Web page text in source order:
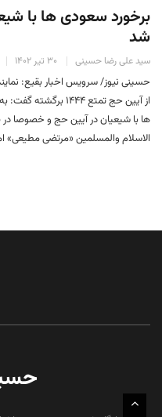
برخورد سعودی ها با
شد
سید علی رضا حسینی ۳۰ تیر ۱۴۰۲
حسینی نیوز/ سرویس اخبار بقیع:
از آیین حج تمتع
ها با شیعیان در آیین حج و خصوصا
الاسلام والمسلمین «مرتضی مطیعی» امروز ۳۰ تیر ۱۴۰۲ در